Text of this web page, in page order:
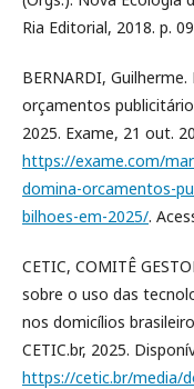
Ria Editorial, 2018. p.
BERNARDI,
orçamentos
2025. Exame, 21 out.
https://exame.com/
domina-orcamentos-
bilhoes-em-2025/.
CETIC, COMITÊ
sobre o uso das
nos domicílios
CETIC.br, 2025.
https://cetic.br/media/